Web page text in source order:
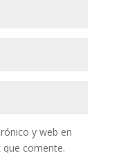
y web en
comente.